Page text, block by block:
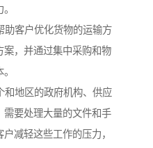
助客户优化货物的运输方
，并通过集中采购和物
和地区的政府机构、供应
需要处理大量的文件和手
减轻这些工作的压力，